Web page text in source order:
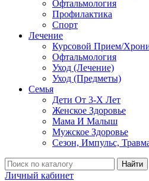
Офтальмология
Профилактика
Спорт
Лечение
Курсовой Прием/
Офтальмология
Уход (Лечение)
Уход (Предметы)
Семья
Дети От 3-Х Лет
Женское Здоровье
Мама И Малыш
Мужское Здоровье
Сезон, Импульс,
Найти
Личный кабинет